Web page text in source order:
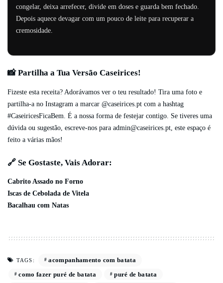
congelar, deixa arrefecer, divide em doses e guarda bem fechado.
Depois aquece devagar com um pouco de leite para recuperar a
cremosidade.
📸 Partilha a Tua Versão Caseirices!
Fizeste esta receita? Adorávamos ver o teu resultado! Tira uma foto e
partilha-a no Instagram a marcar @caseirices.pt com a hashtag
#CaseiricesFicaBem. É a nossa forma de festejar contigo. Se tiveres uma
dúvida ou sugestão, escreve-nos para admin@caseirices.pt , este espaço é
feito a várias mãos!
🔗 Se Gostaste, Vais Adorar:
Cabrito Assado no Forno
Iscas de Cebolada de Vitela
Bacalhau com Natas
TAGS:
acompanhamento com batata
como fazer puré de batata
puré de batata